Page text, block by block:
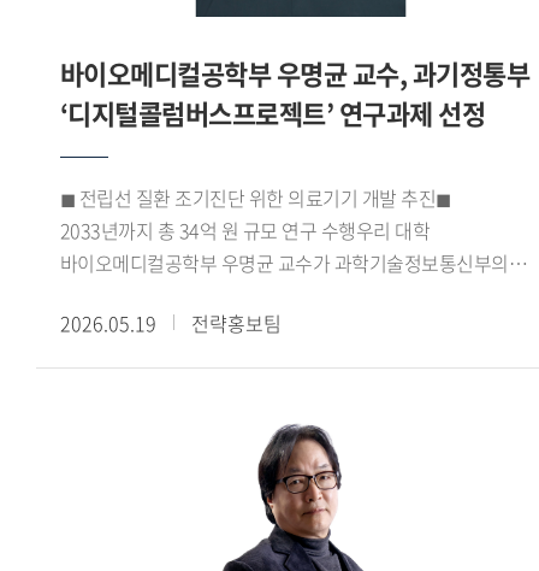
바이오메디컬공학부 우명균 교수, 과기정통부
‘디지털콜럼버스프로젝트’ 연구과제 선정
◼ 전립선 질환 조기진단 위한 의료기기 개발 추진◼
2033년까지 총 34억 원 규모 연구 수행우리 대학
바이오메디컬공학부 우명균 교수가 과학기술정보통신부의
디지털콜럼버스프로젝트 과제 연구책임자로 선정되었다.
34억 원 규모이다.선정된 연구과제는 전립선 질환의
조기진단을 목표로 하는 의료기기 개발 연구로, 남성의
건강수명 연장과 삶의 질 향상에 기여하는 것을 목표로 한다.
연구팀은 실제 임상 및 의료 현장에서 활용 가능한 의료기기
개발과 상용화를 추진할 계획이다.우 교수는 의료용 RF
2026.05.19 전략홍보팀